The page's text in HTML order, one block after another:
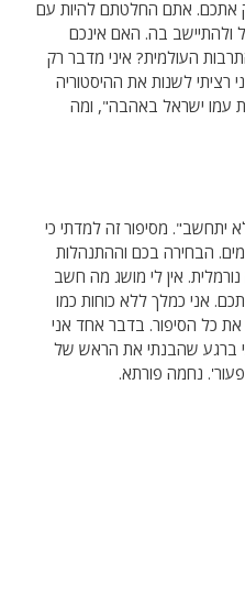
אתכם. אתם החלטתם להיות עם
ולהתיישב בה. האם אינכם
העולמית? איני מדבר רק
רציתי לשנות את ההיסטוריה
עמו ישראל באהבה", ומה
יתחשב". מסיפור זה למדתי כי
הבחירה בכם וההתנהלות
אין לי מושג מה חשב
אני כמלך ללא כוחות כמו
כל הסיפור. בדבר אחד אני
ברגע שהבנתי את הראש של
נחמה פורתא.